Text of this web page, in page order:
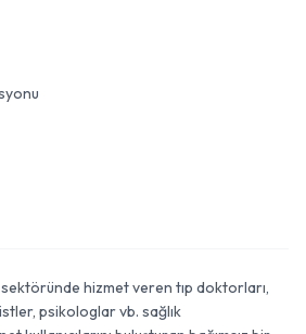
hizmet veren tıp doktorları,
psikologlar vb. sağlık